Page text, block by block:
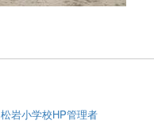
松岩小学校HP管理者